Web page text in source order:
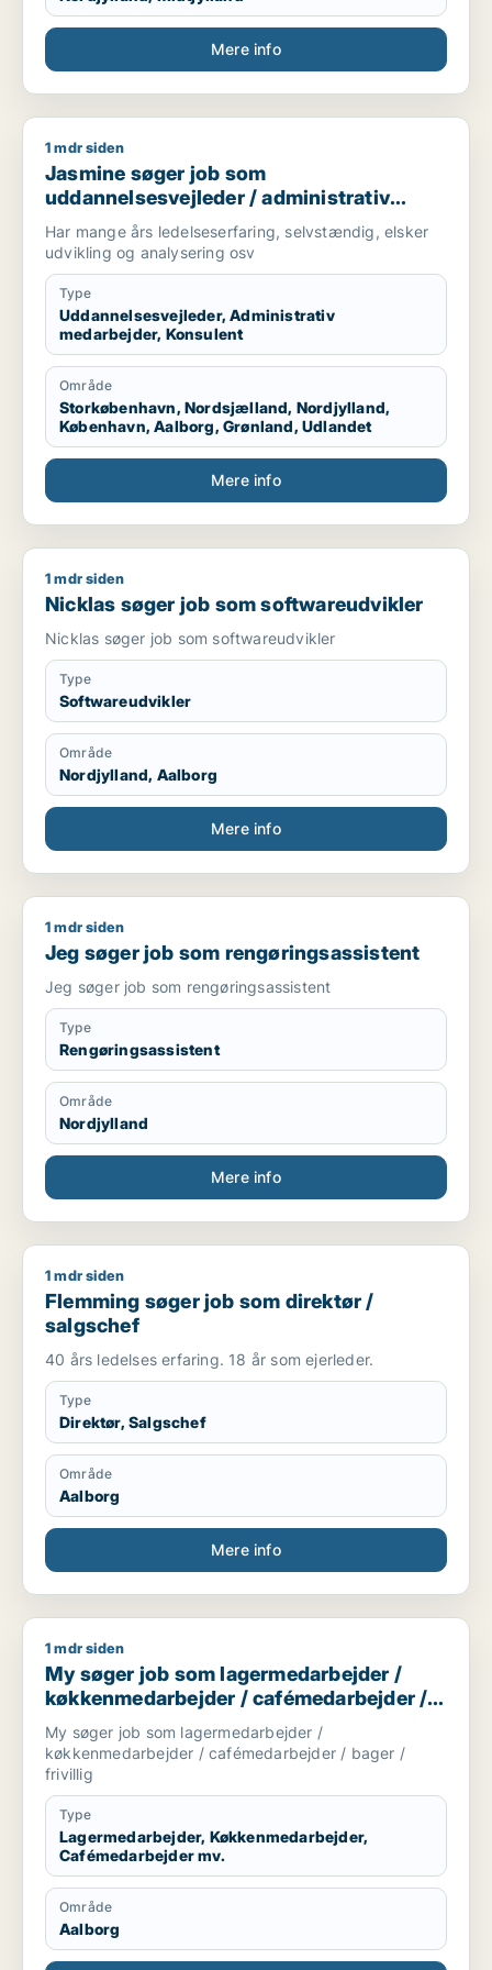
Mere info
Jasmine søger job som uddannelsesvejleder / administrativ
1 mdr siden
Jasmine søger job som
uddannelsesvejleder / administrativ
medarbejder / konsulent
Har mange års ledelseserfaring, selvstændig, elsker
udvikling og analysering osv
Type
Uddannelsesvejleder, Administrativ
medarbejder, Konsulent
Område
Storkøbenhavn, Nordsjælland, Nordjylland,
København, Aalborg, Grønland, Udlandet
Mere info
Nicklas søger job som softwareudvikler
1 mdr siden
Nicklas søger job som softwareudvikler
Nicklas søger job som softwareudvikler
Type
Softwareudvikler
Område
Nordjylland, Aalborg
Mere info
Jeg søger job som rengøringsassistent
1 mdr siden
Jeg søger job som rengøringsassistent
Jeg søger job som rengøringsassistent
Type
Rengøringsassistent
Område
Nordjylland
Mere info
Flemming søger job som direktør / salgschef
1 mdr siden
Flemming søger job som direktør /
salgschef
40 års ledelses erfaring. 18 år som ejerleder.
Type
Direktør, Salgschef
Område
Aalborg
Mere info
My søger job som lagermedarbejder / køkkenmedarbejder
1 mdr siden
My søger job som lagermedarbejder /
køkkenmedarbejder / cafémedarbejder /
bager / frivillig
My søger job som lagermedarbejder /
køkkenmedarbejder / cafémedarbejder / bager /
frivillig
Type
Lagermedarbejder, Køkkenmedarbejder,
Cafémedarbejder mv.
Område
Aalborg